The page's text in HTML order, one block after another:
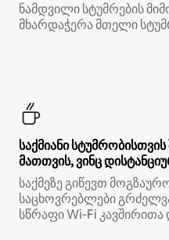
ნამდვილი სტუმრების
მხარდაჭერა მთელი
საქმიანი
მათთვის, ვინც
საქმეზე გიწევთ
საცხოვრებლები
სწრაფი Wi‑Fi